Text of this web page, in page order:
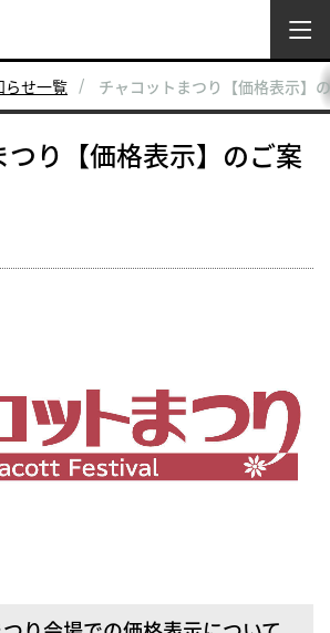
らせ一覧 チャコットまつり【価格表示】
つり【価格表示】のご案